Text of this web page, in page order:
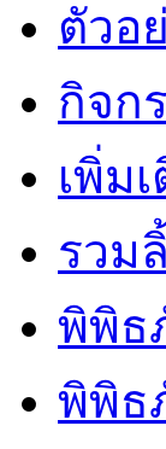
ตัวอ
กิจก
เพิ่ม
รวม
พิพิธ
พิพิธ